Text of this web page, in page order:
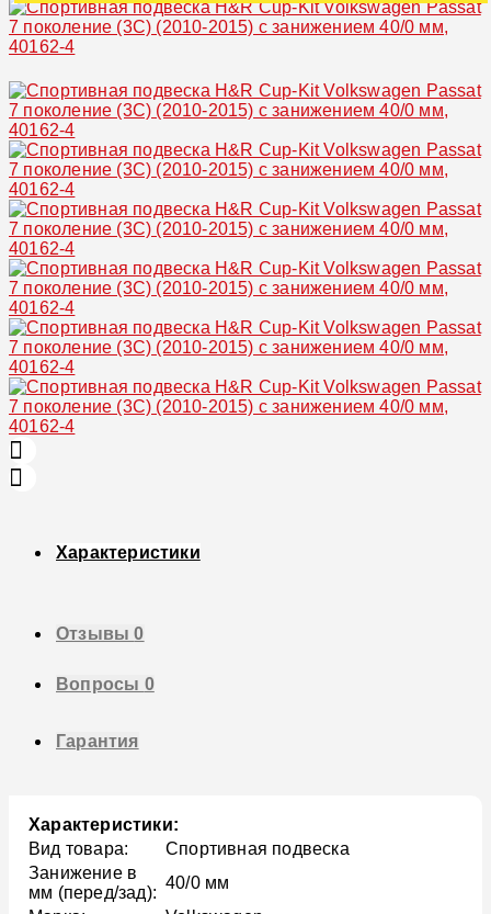
Характеристики
Отзывы0
Вопросы 0
Гарантия
Характеристики:
Вид товара:
Спортивная подвеска
Занижение в
мм (перед/зад):
40/0 мм